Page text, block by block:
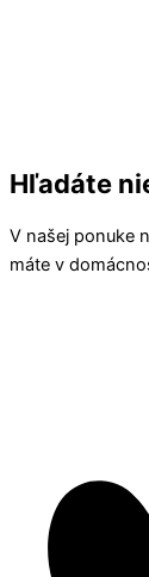
Hľadáte
V našej ponuke
máte v